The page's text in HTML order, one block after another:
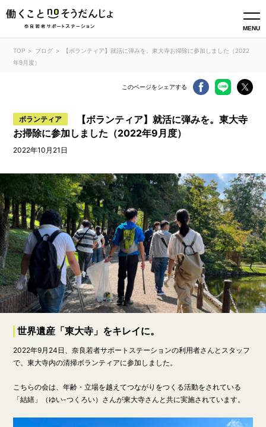
MENU
TOP ブログ
【ボランティア】就活に弾みを。東大寺お掃除に参加しました（2022
年9月度）
このページをシェアする
ボランティア
【ボランティア】就活に弾みを。東大寺
お掃除に参加しました（2022年9月度）
2022年10月21日
世界遺産「東大寺」をキレイに。
2022年9月24日、奈良若者サポートステーションの利用者さんとスタッフ
で、東大寺内の清掃ボランティアに参加しました。
こちらの会は、年齢・立場を越えてつながりをつくる活動をされている
「結繕」（ゆい-つくろい）さんが東大寺さんと共に実施されています。